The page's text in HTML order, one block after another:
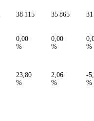
38 115 35 865
0,00
%
0,00
%
%
23,80
%
2,06
%
-
%